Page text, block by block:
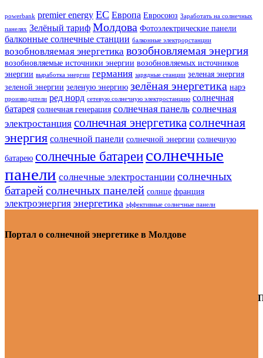
powerbank premier energy ЕС Европа Евросоюз Заработать на солнечных
панелях Зелёный тариф Молдова Фотоэлектрические панели
балконные солнечные станции балконные электрорстанции
возобновляемая энергетика возобновляемая энергия
возобновляемые источники энергии возобновляемых источников
энергии выработка энергии германия зарядные станции зеленая энергия
зеленой энергии зеленую энергию зелёная энергетика нарэ
производители ред норд сетевую солнечную электростанцию солнечная
батарея солнечная генерация солнечная панель солнечная
электростанция солнечная энергетика солнечная
энергия солнечной панели солнечной энергии солнечную
батарею солнечные батареисолнечные
панели солнечные электростанции солнечных
батарейсолнечных панелей солнце франция
электроэнергия энергетика эффективные солнечные панели
Портал о солнечной энергетике в Молдове